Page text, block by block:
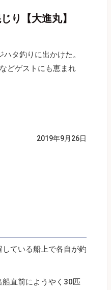
り【大進丸】
タ釣りに出かけた。
どゲストにも恵まれ
2019年9月26日
ている船上で各自が釣
直前にようやく30匹